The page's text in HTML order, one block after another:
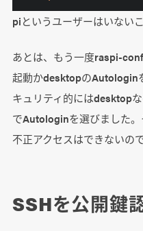
piというユーザーはいない
あとは、もう一度raspi-
起動かdesktopのAutologin
キュリティ的にはdesktop
でAutologinを選びました
不正アクセスはできないので
SSHを公開鍵